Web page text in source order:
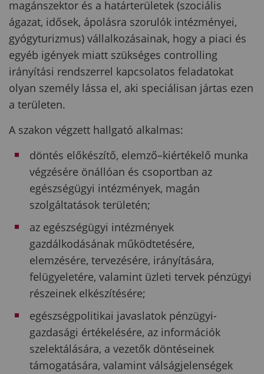
magánszektor és a határterületek (szociális
ágazat, idősek, ápolásra szorulók intézményei,
gyógyturizmus) vállalkozásainak, hogy a piaci és
egyéb igények miatt szükséges controlling
irányítási rendszerrel kapcsolatos feladatokat
olyan személy lássa el, aki speciálisan jártas ezen
a területen.
A szakon végzett hallgató alkalmas:
döntés előkészítő, elemző–kiértékelő munka
végzésére önállóan és csoportban az
egészségügyi intézmények, magán
szolgáltatások területén;
az egészségügyi intézmények
gazdálkodásának működtetésére,
elemzésére, tervezésére, irányítására,
felügyeletére, valamint üzleti tervek pénzügyi
részeinek elkészítésére;
egészségpolitikai javaslatok pénzügyi-
gazdasági értékelésére, az információk
szelektálására, a vezetők döntéseinek
támogatására, valamint válságjelenségek